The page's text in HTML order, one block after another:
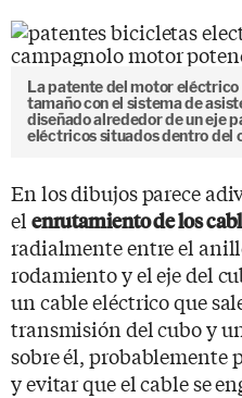
La patente del motor
tamaño con el sistema de
diseñado alrededor de un eje
eléctricos situados dentro del
En los dibujos parece
el enrutamiento de los
radialmente entre el
rodamiento y el eje del
un cable eléctrico que
transmisión del cubo y
sobre él, probablemente
y evitar que el cable se